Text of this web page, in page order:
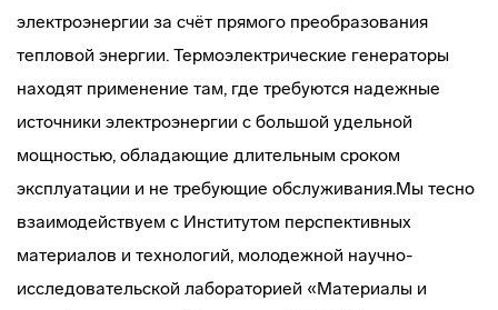
электроэнергии за счёт прямого преобразования
тепловой энергии. Термоэлектрические генераторы
находят применение там, где требуются надежные
источники электроэнергии с большой удельной
мощностью, обладающие длительным сроком
эксплуатации и не требующие обслуживания.Мы тесно
взаимодействуем с Институтом перспективных
материалов и технологий, молодежной научно-
исследовательской лабораторией «Материалы и